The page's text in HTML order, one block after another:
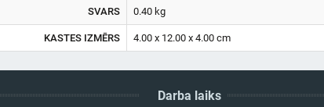
SVARS 0.40 kg
KASTES IZMĒRS 4.00 x 12.00 x 4.00 cm
Darba laiks